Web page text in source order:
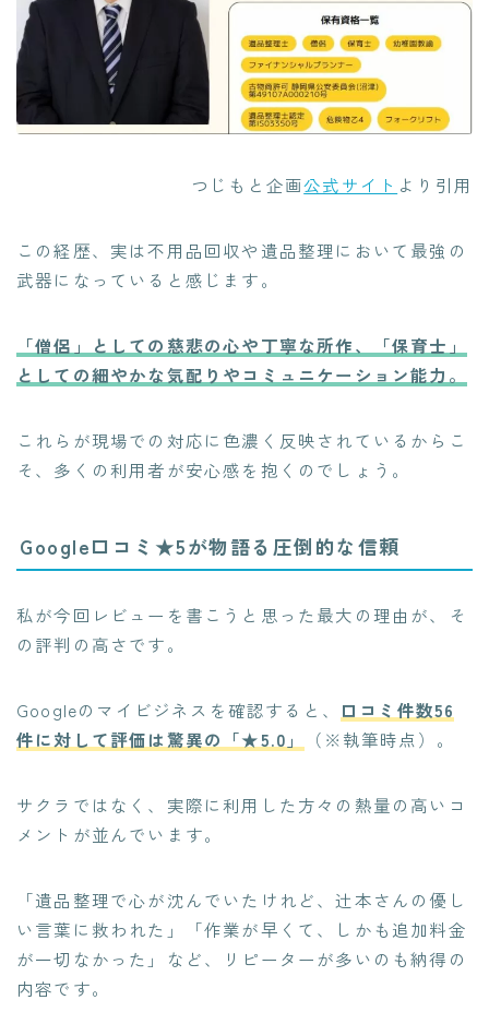
つじもと企画公式サイト より引用
この経歴、実は不用品回収や遺品整理において最強の
武器になっていると感じます。
「僧侶」としての慈悲の心や丁寧な所作、「保育士」
としての細やかな気配りやコミュニケーション能力。
これらが現場での対応に色濃く反映されているからこ
そ、多くの利用者が安心感を抱くのでしょう。
Google口コミ★5が物語る圧倒的な信頼
私が今回レビューを書こうと思った最大の理由が、そ
の評判の高さです。
Googleのマイビジネスを確認すると、 口コミ件数56
件に対して評価は驚異の「★5.0」
（※執筆時点）。
サクラではなく、実際に利用した方々の熱量の高いコ
メントが並んでいます。
「遺品整理で心が沈んでいたけれど、辻本さんの優し
い言葉に救われた」「作業が早くて、しかも追加料金
が一切なかった」など、リピーターが多いのも納得の
内容です。